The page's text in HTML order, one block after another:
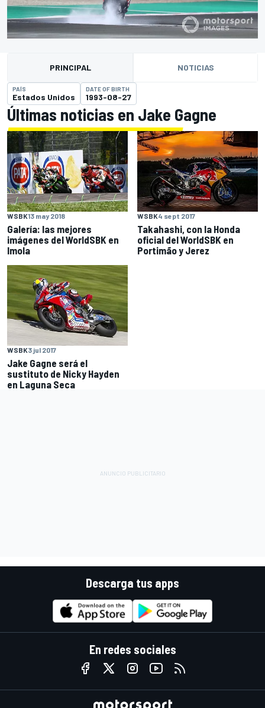
PRINCIPAL NOTICIAS
PAÍS
Estados Unidos
DATE OF BIRTH
1993-08-27
Últimas noticias en Jake Gagne
WSBK13 may 2018
Galería: las mejores
imágenes del WorldSBK en
Imola
WSBK4 sept 2017
Takahashi, con la Honda
oficial del WorldSBK en
Portimão y Jerez
WSBK3 jul 2017
Jake Gagne será el
sustituto de Nicky Hayden
en Laguna Seca
Descarga tus apps
En redes sociales